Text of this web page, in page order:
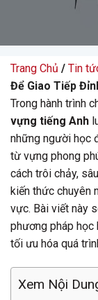
Trang Chủ / Tin
Để Giao Tiếp
Trong hành trình
vựng tiếng Anh
những người học
từ vựng phong
cách trôi chảy,
kiến thức chuyên
vực. Bài viết này
phương pháp học
tối ưu hóa quá
Xem Nội